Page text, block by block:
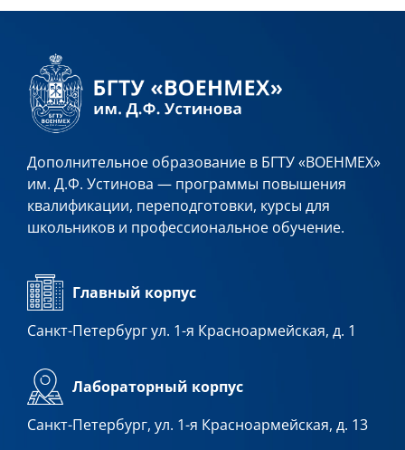
Дополнительное образование в БГТУ «ВОЕНМЕХ»
им. Д.Ф. Устинова — программы повышения
квалификации, переподготовки, курсы для
школьников и профессиональное обучение.
Главный корпус
Санкт-Петербург ул. 1-я Красноармейская, д. 1
Лабораторный корпус
Санкт-Петербург, ул. 1-я Красноармейская, д. 13